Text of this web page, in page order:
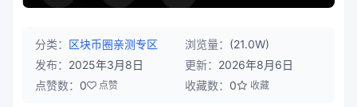
分类： 区块币圈亲测专区 浏览量： (21.0W)
发布： 2025年3月8日 更新： 2026年8月6日
点赞数： 0 点赞 收藏数： 0 收藏